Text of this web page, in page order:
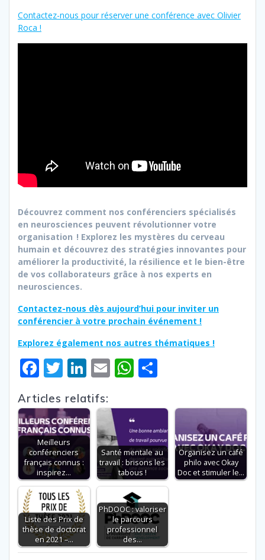
Contactez-nous pour réserver une conférence avec Olivier
Roca !
Découvrez comment nos conférenciers spécialisés
en neurosciences peuvent révolutionner votre
organisation ! Explorez les mystères du cerveau
humain et découvrez des stratégies innovantes pour
améliorer la productivité, la résilience et le bien-être
de vos collaborateurs grâce à nos experts en
neurosciences.
Contactez-nous dès aujourd’hui pour inviter un
conférencier à votre prochain événement !
Explorez également nos autres thématiques !
F
e
b
o
o
k
T
itt
er
Li
k
e
dI
n
E
ai
l
W
at
s
A
p
p
ta
g
er
Articles relatifs:
Meilleurs
conférenciers
français connus :
inspirez…
Santé mentale au
travail : brisons les
tabous !
Organisez un café
philo avec Okay
Doc et stimuler le…
Liste des Prix de
thèse de doctorat
en 2021 –…
PhDOOC : valoriser
le parcours
professionnel
des…